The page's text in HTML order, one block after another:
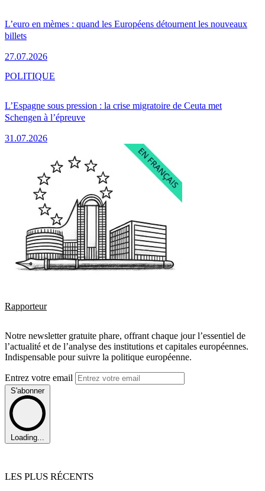
L’euro en mèmes : quand les Européens détournent les nouveaux
billets
27.07.2026
L’Espagne sous pression : la crise migratoire de Ceuta met
Schengen à l’épreuve
31.07.2026
POLITIQUE
Rapporteur
Notre newsletter gratuite phare, offrant chaque jour l’essentiel de
l’actualité et de l’analyse des institutions et capitales européennes.
Indispensable pour suivre la politique européenne.
Entrez votre email
S'abonner
Loading...
LES PLUS RÉCENTS